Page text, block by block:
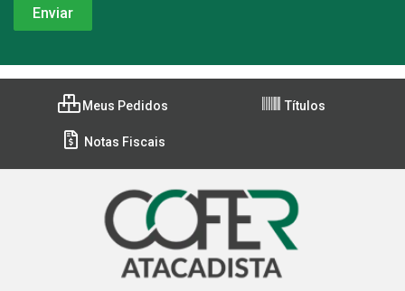
Meus Pedidos Títulos
Notas Fiscais